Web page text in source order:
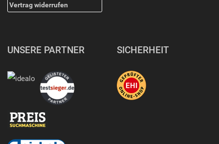
Vertrag widerrufen
UNSERE PARTNER SICHERHEIT